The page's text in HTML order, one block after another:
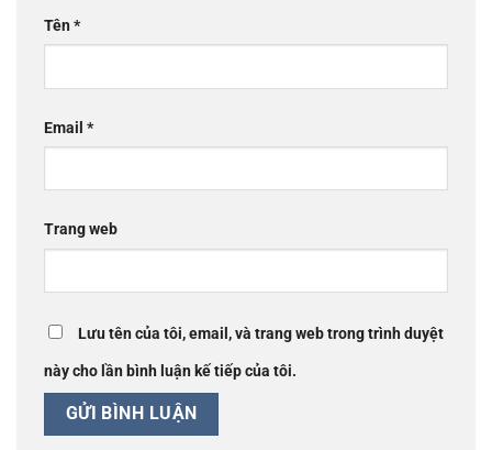
Tên*
Email *
Trang web
Lưu tên của tôi, email, và trang web trong trình duyệt
này cho lần bình luận kế tiếp của tôi.